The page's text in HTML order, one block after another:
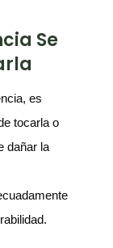
Se
es
tocarla o
dañar la